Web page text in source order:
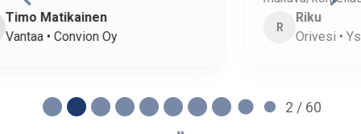
Riku
Orivesi • Ysitien Auto Oy
2 / 60